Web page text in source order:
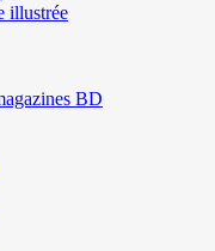
illustrée
BD